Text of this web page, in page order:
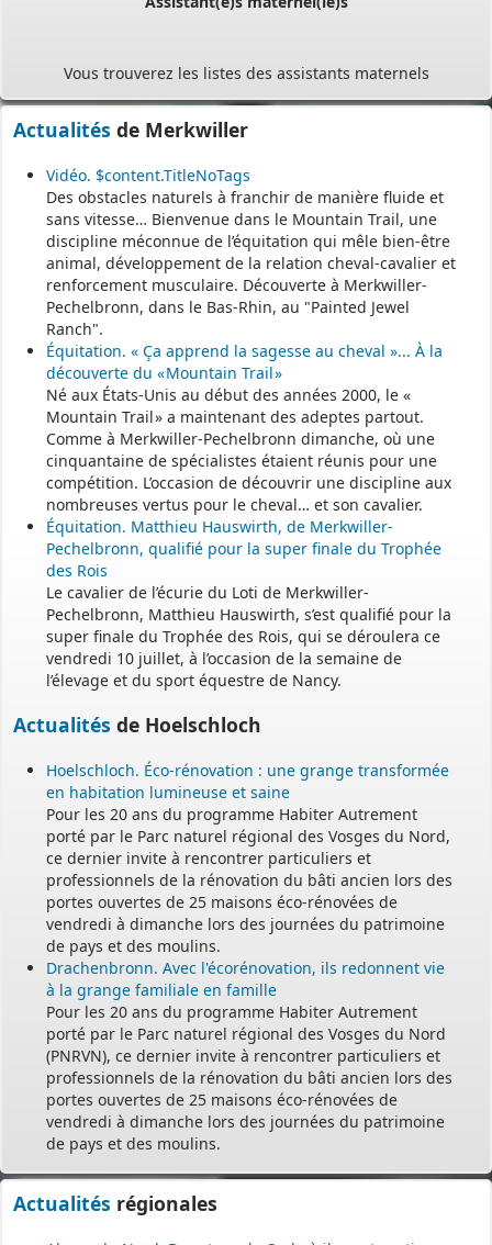
et MAM par commune sur le site :https://www.bas-rhin.fr/carte-
Il est mis à jour tous les vendredis.
des assistants maternels.
- - - - - - - - - - - - - - - - - -
Permanence mairie
Le secrétariat est fermé le samedi matin.
Une permanence est assurée par le maire, sur rendez-vous.
Actualités de Merkwiller
Vidéo. $content.TitleNoTags
Des obstacles naturels à franchir de manière fluide et
sans vitesse… Bienvenue dans le Mountain Trail, une
discipline méconnue de l’équitation qui mêle bien-être
animal, développement de la relation cheval-cavalier et
renforcement musculaire. Découverte à Merkwiller-
Pechelbronn, dans le Bas-Rhin, au "Painted Jewel
Ranch".
Équitation. « Ça apprend la sagesse au cheval »... À la
découverte du « Mountain Trail »
Né aux États-Unis au début des années 2000, le «
Mountain Trail » a maintenant des adeptes partout.
Comme à Merkwiller-Pechelbronn dimanche, où une
cinquantaine de spécialistes étaient réunis pour une
compétition. L’occasion de découvrir une discipline aux
nombreuses vertus pour le cheval… et son cavalier.
Équitation. Matthieu Hauswirth, de Merkwiller-
Pechelbronn, qualifié pour la super finale du Trophée
des Rois
Le cavalier de l’écurie du Loti de Merkwiller-
Pechelbronn, Matthieu Hauswirth, s’est qualifié pour la
super finale du Trophée des Rois, qui se déroulera ce
vendredi 10 juillet, à l’occasion de la semaine de
l’élevage et du sport équestre de Nancy.
Actualités de Hoelschloch
Hoelschloch. Éco-rénovation : une grange transformée
en habitation lumineuse et saine
Pour les 20 ans du programme Habiter Autrement
porté par le Parc naturel régional des Vosges du Nord,
ce dernier invite à rencontrer particuliers et
professionnels de la rénovation du bâti ancien lors des
portes ouvertes de 25 maisons éco-rénovées de
vendredi à dimanche lors des journées du patrimoine
de pays et des moulins.
Drachenbronn. Avec l'écorénovation, ils redonnent vie
à la grange familiale en famille
Pour les 20 ans du programme Habiter Autrement
porté par le Parc naturel régional des Vosges du Nord
(PNRVN), ce dernier invite à rencontrer particuliers et
professionnels de la rénovation du bâti ancien lors des
portes ouvertes de 25 maisons éco-rénovées de
vendredi à dimanche lors des journées du patrimoine
de pays et des moulins.
Actualités régionales